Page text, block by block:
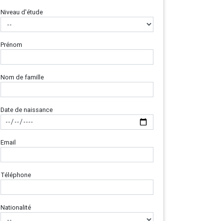
Niveau d'étude
Prénom
Nom de famille
Date de naissance
Email
Téléphone
Nationalité